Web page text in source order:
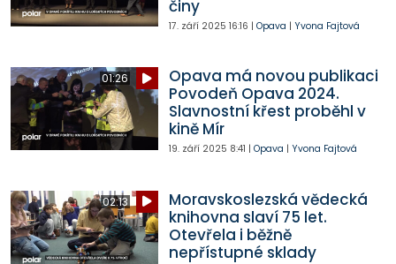
činy
17. září 2025 16:16 | Opava | Yvona Fajtová
01:26
Opava má novou publikaci
Povodeň Opava 2024.
Slavnostní křest proběhl v
kině Mír
19. září 2025 8:41 | Opava | Yvona Fajtová
02:13
Moravskoslezská vědecká
knihovna slaví 75 let.
Otevřela i běžně
nepřístupné sklady